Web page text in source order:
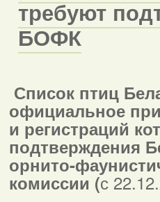
требуют
БОФК
Список птиц
официальное
и регистраций
подтверждения
орнито-
комиссии (с